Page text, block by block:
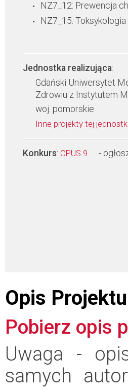
NZ7_12: Prewencja
NZ7_15: Toksykologia
Jednostka realizująca:
Gdański Uniwersytet
Zdrowiu z Instytutem
woj. pomorskie
Inne projekty tej
Konkurs: OPUS 9 -
Opis Projektu
Pobierz opis
Uwaga -
samych